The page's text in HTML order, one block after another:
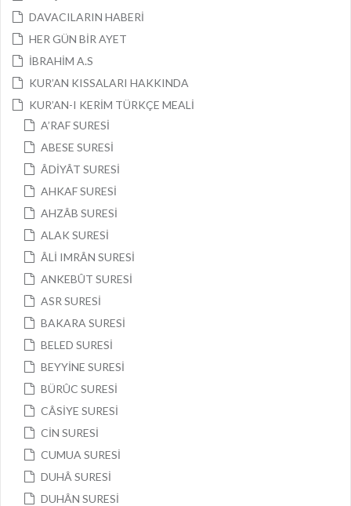
DAVACILARIN HABERİ
HER GÜN BİR AYET
İBRAHİM A.S
KUR’AN KISSALARI HAKKINDA
KUR’AN-I KERİM TÜRKÇE MEALİ
A’RAF SURESİ
ABESE SURESİ
ÂDİYÂT SURESİ
AHKAF SURESİ
AHZÂB SURESİ
ALAK SURESİ
ÂLİ IMRÂN SURESİ
ANKEBÛT SURESİ
ASR SURESİ
BAKARA SURESİ
BELED SURESİ
BEYYİNE SURESİ
BÜRÛC SURESİ
CÂSİYE SURESİ
CİN SURESİ
CUMUA SURESİ
DUHÂ SURESİ
DUHÂN SURESİ